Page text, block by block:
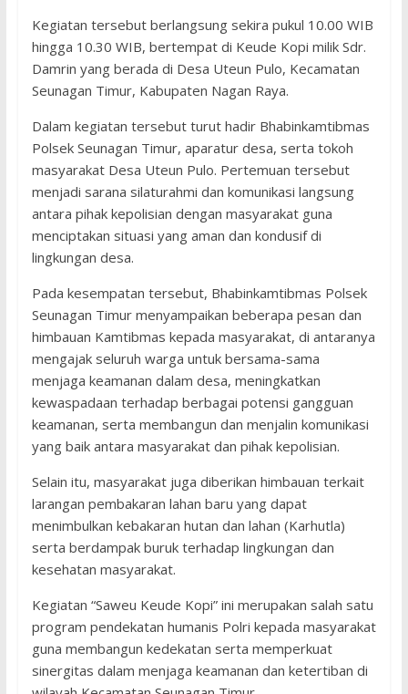
Kegiatan tersebut berlangsung sekira pukul 10.00 WIB
hingga 10.30 WIB, bertempat di Keude Kopi milik Sdr.
Damrin yang berada di Desa Uteun Pulo, Kecamatan
Seunagan Timur, Kabupaten Nagan Raya.
Dalam kegiatan tersebut turut hadir Bhabinkamtibmas
Polsek Seunagan Timur, aparatur desa, serta tokoh
masyarakat Desa Uteun Pulo. Pertemuan tersebut
menjadi sarana silaturahmi dan komunikasi langsung
antara pihak kepolisian dengan masyarakat guna
menciptakan situasi yang aman dan kondusif di
lingkungan desa.
Pada kesempatan tersebut, Bhabinkamtibmas Polsek
Seunagan Timur menyampaikan beberapa pesan dan
himbauan Kamtibmas kepada masyarakat, di antaranya
mengajak seluruh warga untuk bersama-sama
menjaga keamanan dalam desa, meningkatkan
kewaspadaan terhadap berbagai potensi gangguan
keamanan, serta membangun dan menjalin komunikasi
yang baik antara masyarakat dan pihak kepolisian.
Selain itu, masyarakat juga diberikan himbauan terkait
larangan pembakaran lahan baru yang dapat
menimbulkan kebakaran hutan dan lahan (Karhutla)
serta berdampak buruk terhadap lingkungan dan
kesehatan masyarakat.
Kegiatan “Saweu Keude Kopi” ini merupakan salah satu
program pendekatan humanis Polri kepada masyarakat
guna membangun kedekatan serta memperkuat
sinergitas dalam menjaga keamanan dan ketertiban di